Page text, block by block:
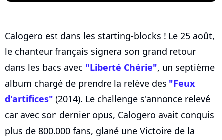
Calogero est dans les starting-blocks ! Le 25 août,
le chanteur français signera son grand retour
dans les bacs avec "Liberté Chérie", un septième
album chargé de prendre la relève des "Feux
d'artifices" (2014). Le challenge s'annonce relevé
car avec son dernier opus, Calogero avait conquis
plus de 800.000 fans, glané une Victoire de la